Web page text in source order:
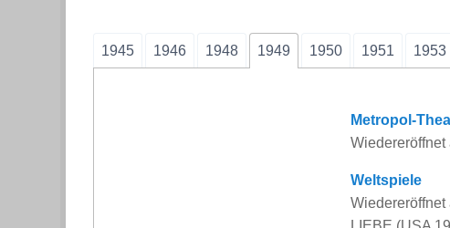
1945 1946 1948 1949 1950 1951 1953
Metropol-
Wiedereröffnet
Weltspiele